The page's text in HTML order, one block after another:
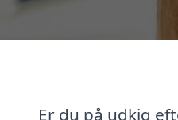
Er du på udkig